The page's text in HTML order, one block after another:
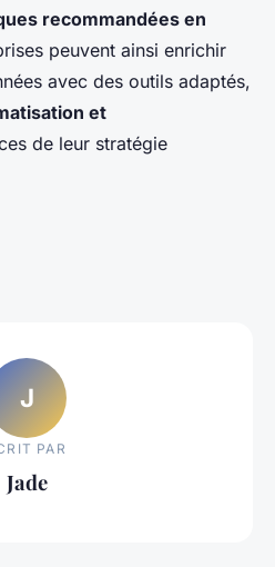
recommandées en
peuvent ainsi enrichir
avec des outils adaptés,
et
de leur stratégie
J
PAR
Jade